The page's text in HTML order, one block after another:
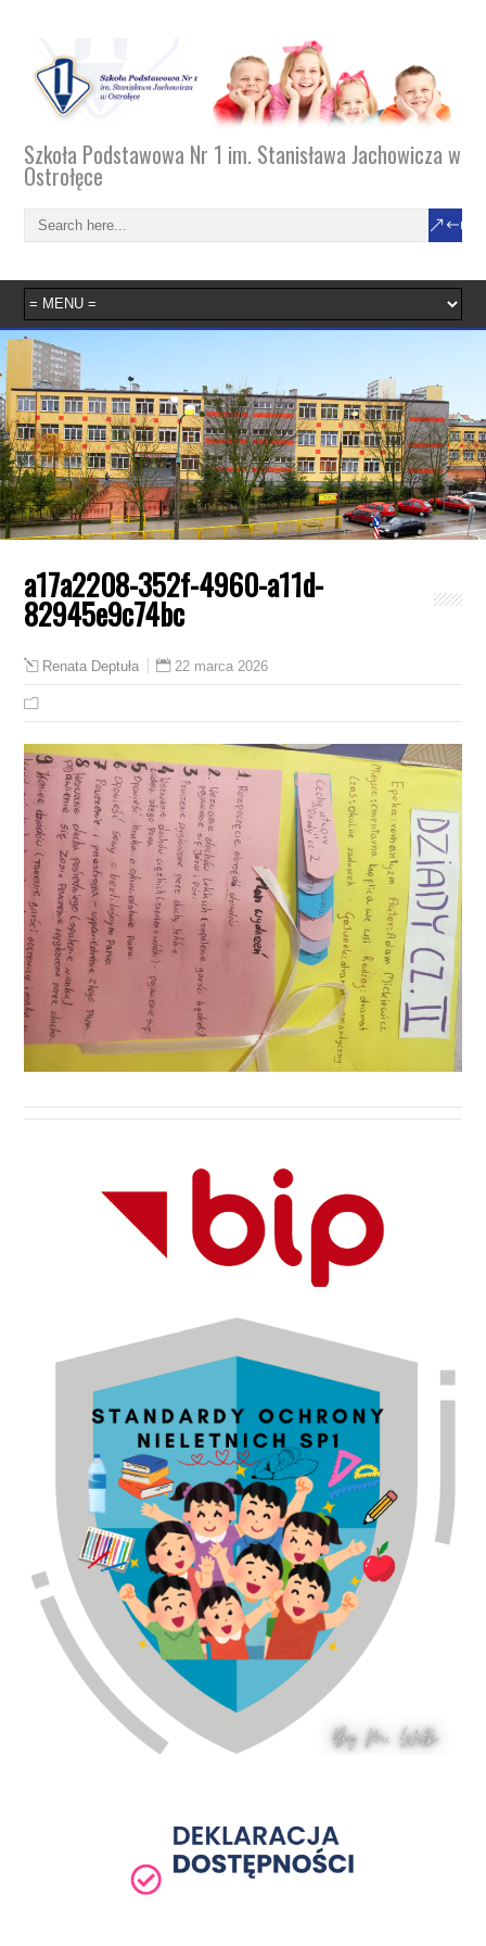
Szkoła Podstawowa Nr 1 im. Stanisława Jachowicza w
Ostrołęce
a17a2208-352f-4960-a11d-
82945e9c74bc
Renata Deptuła 22 marca 2026